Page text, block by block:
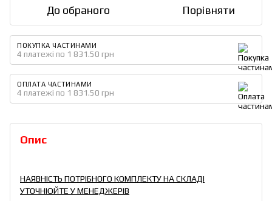
До обраного Порівняти
ПОКУПКА ЧАСТИНАМИ
4 платежі по 1 831.50 грн
ОПЛАТА ЧАСТИНАМИ
4 платежі по 1 831.50 грн
Опис
НАЯВНІСТЬ ПОТРІБНОГО КОМПЛЕКТУ НА СКЛАДІ
УТОЧНЮЙТЕ У МЕНЕДЖЕРІВ